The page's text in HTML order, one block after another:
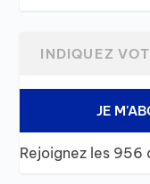
JE
Rejoignez les 956